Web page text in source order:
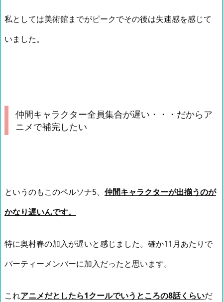
私としては美術館までがピークでその後は失速感を感じて
いました。
仲間キャラクター全員集合が遅い・・・だからア
ニメで補完したい
というのもこのペルソナ5、 仲間キャラクターが出揃うのが
かなり遅いんです。
特に奥村春の加入が遅いと感じました。確か11月あたりで
パーティーメンバーに加入だったと思います。
これアニメだとしたら1クールでいうところの8話くらいだ